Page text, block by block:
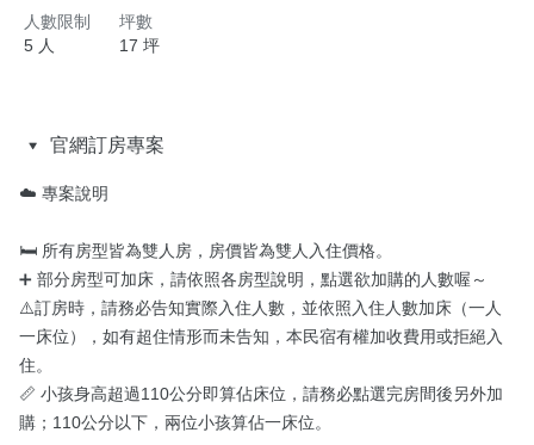
人數限制
5 人
坪數
17 坪
官網訂房專案
☁️ 專案說明
🛏️ 所有房型皆為雙人房，房價皆為雙人入住價格。
➕ 部分房型可加床，請依照各房型說明，點選欲加購的人數喔～
⚠️訂房時，請務必告知實際入住人數，並依照入住人數加床（一人
一床位），如有超住情形而未告知，本民宿有權加收費用或拒絕入
住。
📏 小孩身高超過110公分即算佔床位，請務必點選完房間後另外加
購；110公分以下，兩位小孩算佔一床位。